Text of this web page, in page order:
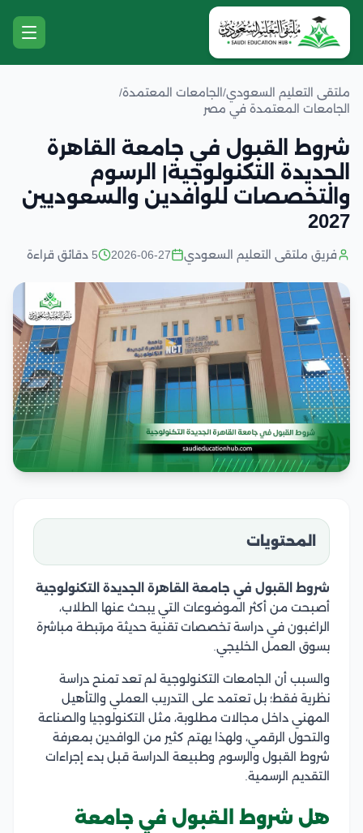
ملتقى التعليم السعودي/ الجامعات المعتمدة/
الجامعات المعتمدة في مصر
شروط القبول في جامعة القاهرة
الجديدة التكنولوجية| الرسوم
والتخصصات للوافدين والسعوديين
2027
فريق ملتقى التعليم السعودي 2026-06-27 5 دقائق قراءة
المحتويات
شروط القبول في جامعة القاهرة الجديدة التكنولوجية
أصبحت من أكثر الموضوعات التي يبحث عنها الطلاب،
الراغبون في دراسة تخصصات تقنية حديثة مرتبطة مباشرة
بسوق العمل الخليجي.
والسبب أن الجامعات التكنولوجية لم تعد تمنح دراسة
نظرية فقط؛ بل تعتمد على التدريب العملي والتأهيل
المهني داخل مجالات مطلوبة، مثل التكنولوجيا والصناعة
والتحول الرقمي، ولهذا يهتم كثير من الوافدين بمعرفة
شروط القبول والرسوم وطبيعة الدراسة قبل بدء إجراءات
التقديم الرسمية.
هل شروط القبول في جامعة